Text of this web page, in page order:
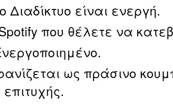
Διαδίκτυο είναι ενεργή.
που θέλετε να
ως πράσινο